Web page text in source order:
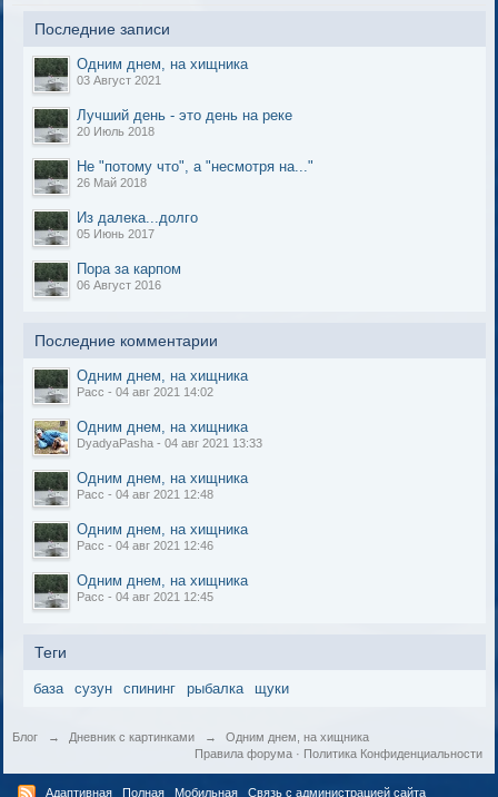
Последние записи
Одним днем, на хищника
03 Август 2021
Лучший день - это день на реке
20 Июль 2018
Не "потому что", а "несмотря на..."
26 Май 2018
Из далека...долго
05 Июнь 2017
Пора за карпом
06 Август 2016
Последние комментарии
Одним днем, на хищника
Расс - 04 авг 2021 14:02
Одним днем, на хищника
DyadyaPasha - 04 авг 2021 13:33
Одним днем, на хищника
Расс - 04 авг 2021 12:48
Одним днем, на хищника
Расс - 04 авг 2021 12:46
Одним днем, на хищника
Расс - 04 авг 2021 12:45
Теги
база сузун спининг рыбалка щуки
Блог → Дневник с картинками →
Одним днем, на хищника
Политика Конфиденциальности
Правила форума·
Адаптивная Полная Мобильная Связь с администрацией сайта